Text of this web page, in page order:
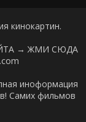
кинокартин.
→ ЖМИ СЮДА
иноформация
Самих фильмов